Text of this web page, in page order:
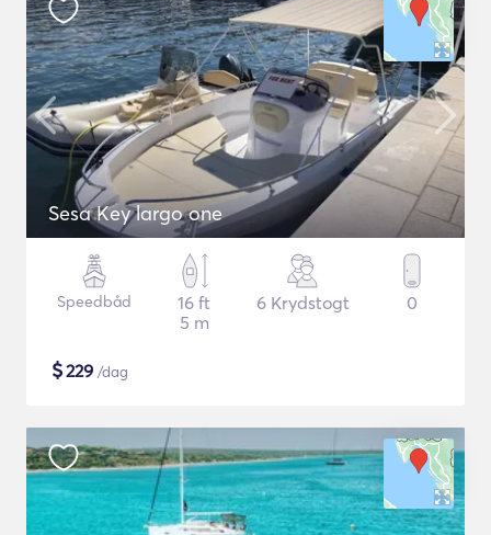
Sesa Key largo one
Speedbåd
16 ft
5 m
6 Krydstogt 0
$229 /dag